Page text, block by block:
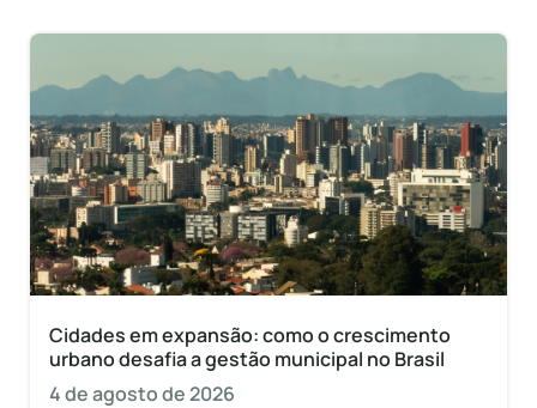
Cidades em expansão: como o crescimento
urbano desafia a gestão municipal no Brasil
4 de agosto de 2026